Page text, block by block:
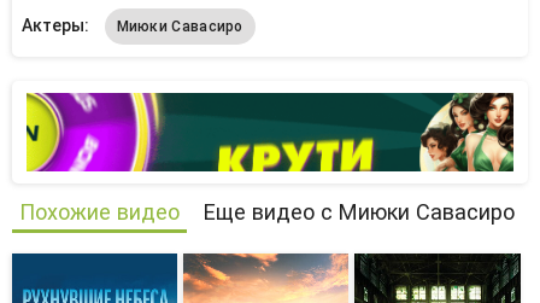
Актеры: Миюки Савасиро
Похожие видео Еще видео с Миюки Савасиро